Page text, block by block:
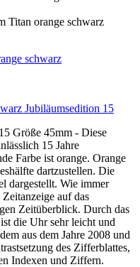
Jubiläumsedition 15
Größe 45mm - Diese
15 Jahre
Farbe ist orange. Orange
dartzustellen. Die
dargestellt. Wie immer
auf das
Zeitüberblick. Durch das
die Uhr sehr leicht und
aus dem Jahre 2008 und
des Zifferblattes,
Indexen und Ziffern.